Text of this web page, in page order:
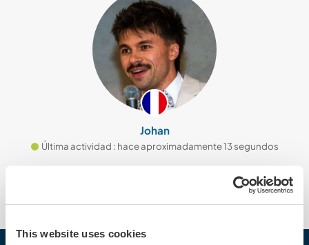
This website uses cookies
Johan
Última actividad : hace aproximadamente 13 segundos